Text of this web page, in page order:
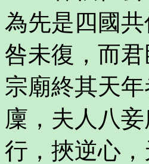
為先是四國
咎未復，而
宗廟終其天
廩，夫人八
行，挾逆心